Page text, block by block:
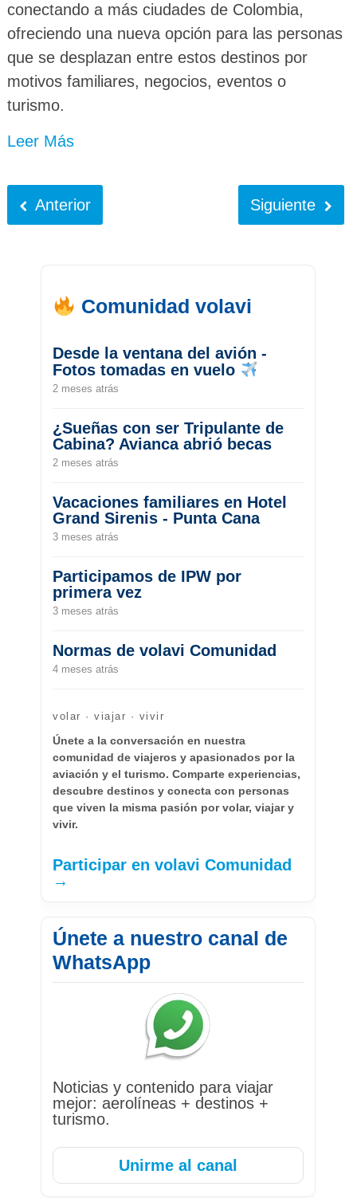
conectando a más ciudades de Colombia,
ofreciendo una nueva opción para las personas
que se desplazan entre estos destinos por
motivos familiares, negocios, eventos o
turismo.
Leer Más
Anterior Siguiente
Comunidad volavi
Desde la ventana del avión -
Fotos tomadas en vuelo
2 meses atrás
¿Sueñas con ser Tripulante de
Cabina? Avianca abrió becas
2 meses atrás
Vacaciones familiares en Hotel
Grand Sirenis - Punta Cana
3 meses atrás
Participamos de IPW por
primera vez
3 meses atrás
Normas de volavi Comunidad
4 meses atrás
volar · viajar · vivir
Únete a la conversación en nuestra
comunidad de viajeros y apasionados por la
aviación y el turismo. Comparte experiencias,
descubre destinos y conecta con personas
que viven la misma pasión por volar, viajar y
vivir.
Participar en volavi Comunidad
→
Únete a nuestro canal de
WhatsApp
Noticias y contenido para viajar
mejor: aerolíneas + destinos +
turismo.
Unirme al canal